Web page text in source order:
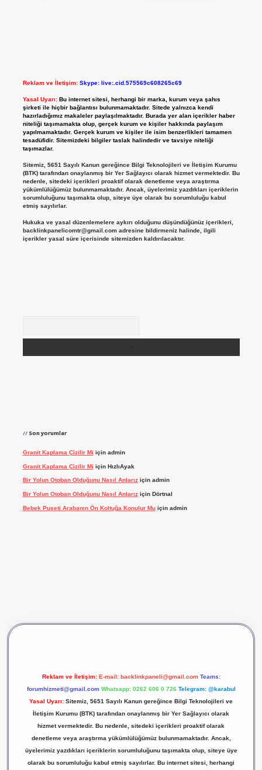
Reklam ve İletişim: Skype: live:.cid.575569c608265c69
Yasal Uyarı: Bu internet sitesi, herhangi bir marka, kurum veya şahıs
şirketi ile hiçbir bağlantısı bulunmamaktadır. Sitede yalnızca kendi
hazırladığımız makaleler paylaşılmaktadır. Burada yer alan içerikler haber
niteliği taşımamakta olup, gerçek kurum ve kişiler hakkında paylaşım
yapılmamaktadır. Gerçek kurum ve kişiler ile isim benzerlikleri tamamen
tesadüfidir. Sitemizdeki bilgiler taslak halindedir ve tavsiye niteliği
taşımazlar.
Sitemiz, 5651 Sayılı Kanun gereğince Bilgi Teknolojileri ve İletişim Kurumu
(BTK) tarafından onaylanmış bir Yer Sağlayıcı olarak hizmet vermektedir. Bu
nedenle, sitedeki içerikleri proaktif olarak denetleme veya araştırma
yükümlülüğümüz bulunmamaktadır. Ancak, üyelerimiz yazdıkları içeriklerin
sorumluluğunu taşımakta olup, siteye üye olarak bu sorumluluğu kabul
etmiş sayılırlar.
Hukuka ve yasal düzenlemelere aykırı olduğunu düşündüğünüz içerikleri,
backlinkpanelicomtr@gmail.comadresine bildirmeniz halinde, ilgili
içerikler yasal süre içerisinde sitemizden kaldırılacaktır.
Son yorumlar
Granit Kaplama Çizilir Mi için admin
Granit Kaplama Çizilir Mi için HızlıAyak
Bir Yolun Otoban Olduğunu Nasıl Anlarıziçin admin
Bir Yolun Otoban Olduğunu Nasıl Anlarıziçin Dörtnal
Bebek Puseti Arabanın Ön Koltuğa Konulur Muiçin admin
Reklam ve İletişim: E-mail: backlinkpaneli@gmail.com Teams:
forumhizmeti@gmail.com Whatsapp: 0262 606 0 726 Telegram: @karabul
Yasal Uyarı: Sitemiz, 5651 Sayılı Kanun gereğince Bilgi Teknolojileri ve
İletişim Kurumu (BTK) tarafından onaylanmış bir Yer Sağlayıcı olarak
hizmet vermektedir. Bu nedenle, sitedeki içerikleri proaktif olarak
denetleme veya araştırma yükümlülüğümüz bulunmamaktadır. Ancak,
üyelerimiz yazdıkları içeriklerin sorumluluğunu taşımakta olup, siteye üye
olarak bu sorumluluğu kabul etmiş sayılırlar. Bu internet sitesi, herhangi